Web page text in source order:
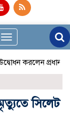
Toggle
navigation
করলেন প্রধানমন্ত্রী
সিলেট